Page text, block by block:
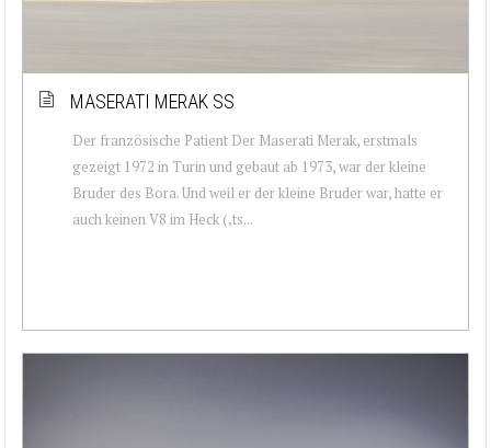
MASERATI MERAK SS
Der französische Patient Der Maserati Merak, erstmals
gezeigt 1972 in Turin und gebaut ab 1973, war der kleine
Bruder des Bora. Und weil er der kleine Bruder war, hatte er
auch keinen V8 im Heck (‚ts...